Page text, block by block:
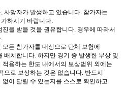
사망자가 발생하고 있습니다. 참가자는
하시기 바랍니다.
을 받을 것을 권유합니다. 경우에 따라서
든 참가자를 대상으로 단체 보험에
배치합니다. 하지만 경기 중 발생한 부상 및
용하는 한도 내에서의 보상범위 외에는
로 보상하는 것은 없습니다. 반드시
이 달릴 수 있는지를 스스로 확인하고